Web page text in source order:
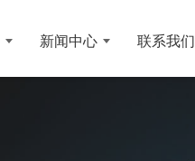
新闻中心 联系我们